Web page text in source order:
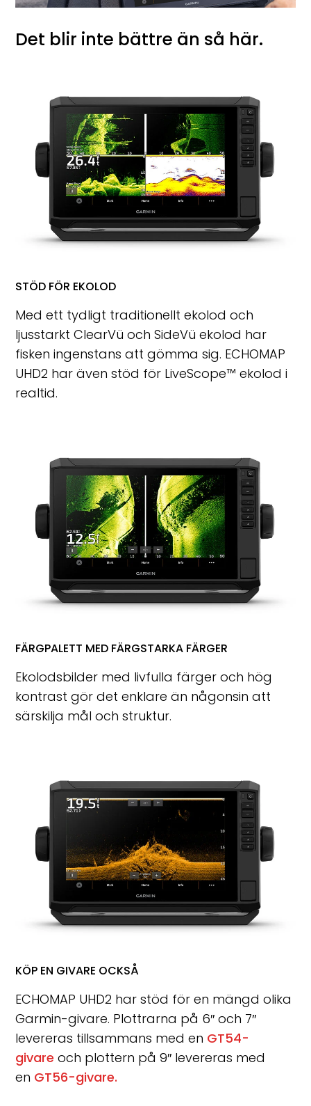
Det blir inte bättre än så här.
STÖD FÖR EKOLOD
Med ett tydligt traditionellt ekolod och
ljusstarkt ClearVü och SideVü ekolod har
fisken ingenstans att gömma sig. ECHOMAP
UHD2 har även stöd för LiveScope™ ekolod i
realtid.
FÄRGPALETT MED FÄRGSTARKA FÄRGER
Ekolodsbilder med livfulla färger och hög
kontrast gör det enklare än någonsin att
särskilja mål och struktur.
KÖP EN GIVARE OCKSÅ
ECHOMAP UHD2 har stöd för en mängd olika
Garmin-givare. Plottrarna på 6″ och 7″
levereras tillsammans med en GT54-
givare och plottern på 9″ levereras med
en GT56-givare.